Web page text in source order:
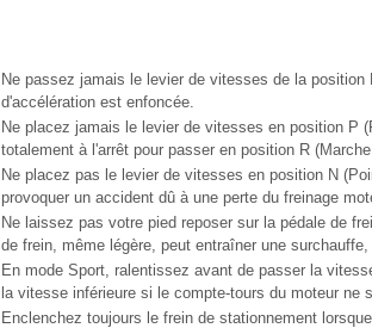
Ne passez jamais le levier de vitesses de la
d'accélération est enfoncée.
Ne placez jamais le levier de vitesses en position P
totalement à l'arrêt pour passer en position R
Ne placez pas le levier de vitesses en position N
provoquer un accident dû à une perte du freinage
Ne laissez pas votre pied reposer sur la pédale de
de frein, même légère, peut entraîner une
En mode Sport, ralentissez avant de passer la
la vitesse inférieure si le compte-tours du moteur ne
Enclenchez toujours le frein de stationnement